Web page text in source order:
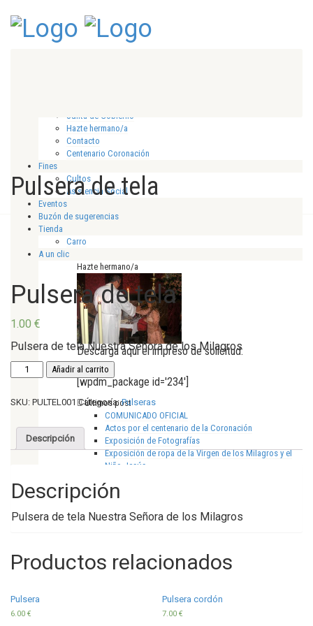
Junta de Gobierno
Hazte hermano/a
Contacto
Centenario Coronación
Fines
Cultos
Asistencia Social
Eventos
Buzón de sugerencias
Tienda
Carro
A un clic
Hazte hermano/a
Descarga aquí el impreso de solicitud:
[wpdm_package id='234']
Últimos post
COMUNICADO OFICIAL
Actos por el centenario de la Coronación
Exposición de Fotografías
Exposición de ropa de la Virgen de los Milagros y el
Niño Jesús
Nuestras redes sociales
Pulsera de tela
Pulsera de tela
1.00 €
Pulsera de tela Nuestra Señora de los Milagros
Pulsera
de
cantidad
Añadir al carrito
SKU: PULTEL001 Categoría:Pulseras
Descripción
Descripción
Pulsera de tela Nuestra Señora de los Milagros
Productos relacionados
Pulsera
6.00 €
Pulsera cordón
7.00€